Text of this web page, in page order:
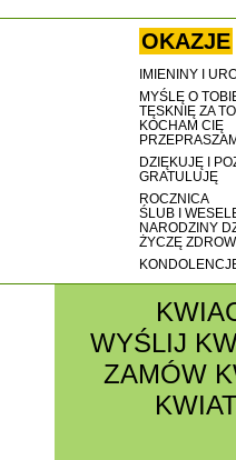
OKAZJE
IMIENINY I
MYŚLĘ O
TĘSKNIĘ ZA
KOCHAM CIĘ
PRZEPRASZAM
DZIĘKUJĘ I
GRATULUJĘ
ROCZNICA
ŚLUB I
NARODZINY
ŻYCZĘ
WYŚLIJ
ZAMÓW